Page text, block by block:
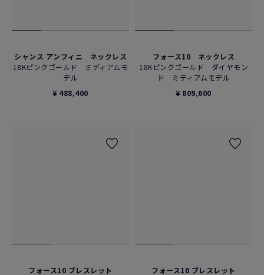
シャンス アンフィニ ネックレス
18Kピンクゴールド ミディアムモ
デル
¥ 488,400
フォース10 ネックレス
18Kピンクゴールド ダイヤモン
ド ミディアムモデル
¥ 809,600
フォース10 ブレスレット
フォース10 ブレスレット